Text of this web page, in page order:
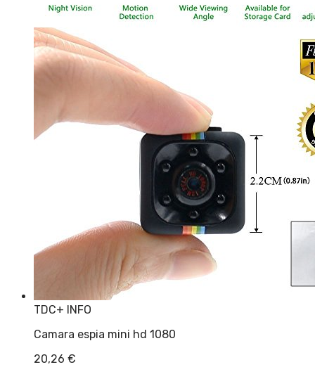
TDC+ INFO
Camara espia mini hd 1080
20,26 €